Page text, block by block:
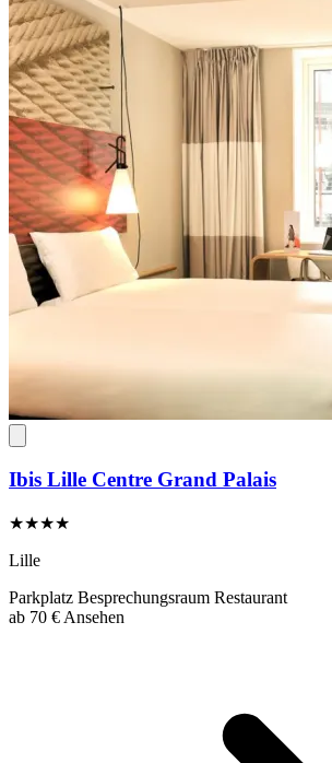
Ibis Lille Centre Grand Palais
★★★★
Lille
Parkplatz Besprechungsraum Restaurant
ab 70 € Ansehen